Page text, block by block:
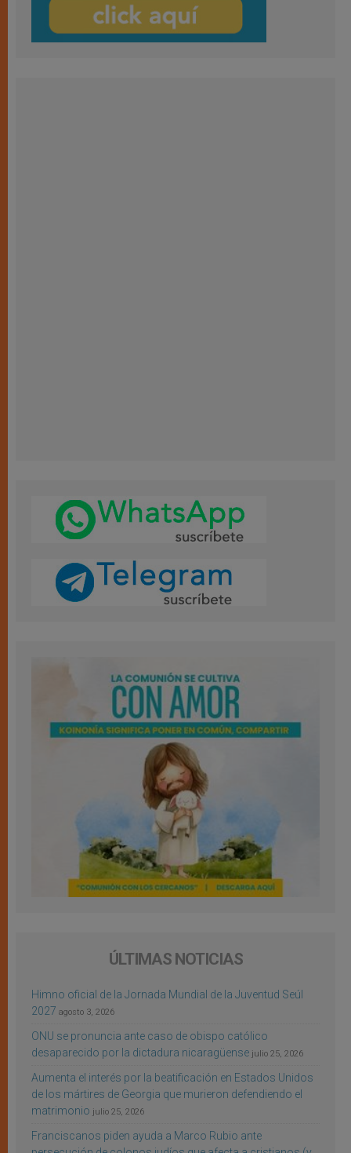
ÚLTIMAS NOTICIAS
Himno oficial de la Jornada Mundial de la Juventud Seúl
2027 agosto 3, 2026
ONU se pronuncia ante caso de obispo católico
desaparecido por la dictadura nicaragüense julio 25, 2026
Aumenta el interés por la beatificación en Estados Unidos
de los mártires de Georgia que murieron defendiendo el
matrimonio julio 25, 2026
Franciscanos piden ayuda a Marco Rubio ante